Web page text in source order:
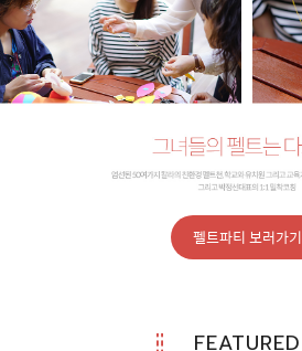
펠트파티 보러가기
FEATURED